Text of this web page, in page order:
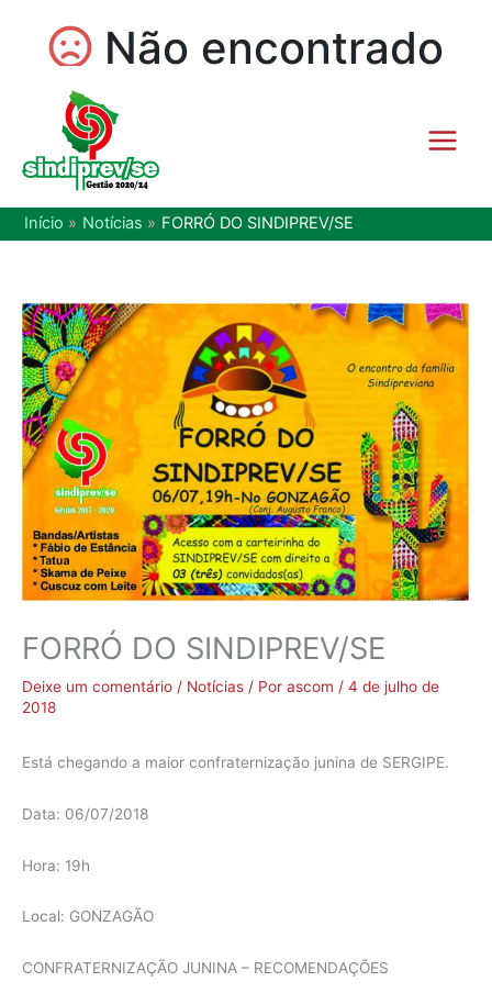
Início Notícias FORRÓ DO SINDIPREV/SE
FORRÓ DO SINDIPREV/SE
Deixe um comentário / Notícias / Por ascom / 4 de julho de
2018
Está chegando a maior confraternização junina de SERGIPE.
Data: 06/07/2018
Hora: 19h
Local: GONZAGÃO
CONFRATERNIZAÇÃO JUNINA – RECOMENDAÇÕES